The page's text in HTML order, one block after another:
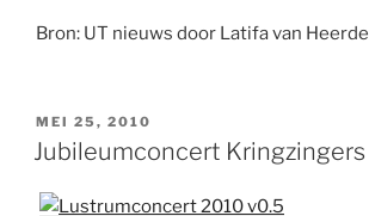
Bron: UT nieuws door Latifa van Heerde
GEPLAATST
OP
MEI 25, 2010
Jubileumconcert Kringzingers